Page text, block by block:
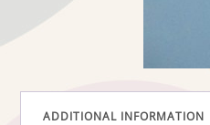
ADDITIONAL INFORMATION